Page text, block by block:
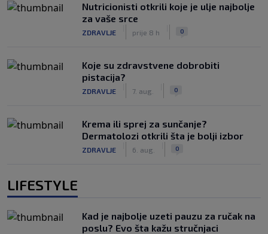
Nutricionisti otkrili koje je ulje najbolje
za vaše srce
ZDRAVLJE prije 8 h 0
Koje su zdravstvene dobrobiti
pistacija?
ZDRAVLJE 7. aug. 0
Krema ili sprej za sunčanje?
Dermatolozi otkrili šta je bolji izbor
ZDRAVLJE 6. aug. 0
LIFESTYLE
Kad je najbolje uzeti pauzu za ručak na
poslu? Evo šta kažu stručnjaci